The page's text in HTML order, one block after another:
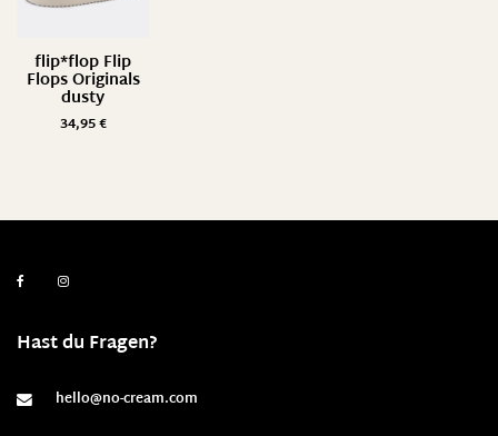
flip*flop Flip
Flops Originals
dusty
34,95€
Hast du Fragen?
hello@no-cream.com